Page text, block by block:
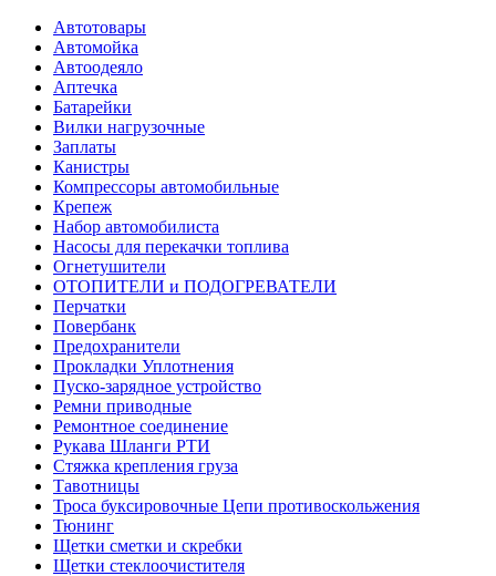
Автотовары
Автомойка
Автоодеяло
Аптечка
Батарейки
Вилки нагрузочные
Заплаты
Канистры
Компрессоры автомобильные
Крепеж
Набор автомобилиста
Насосы для перекачки топлива
Огнетушители
ОТОПИТЕЛИ и ПОДОГРЕВАТЕЛИ
Перчатки
Повербанк
Предохранители
Прокладки Уплотнения
Пуско-зарядное устройство
Ремни приводные
Ремонтное соединение
Рукава Шланги РТИ
Стяжка крепления груза
Тавотницы
Троса буксировочные Цепи противоскольжения
Тюнинг
Щетки сметки и скребки
Щетки стеклоочистителя